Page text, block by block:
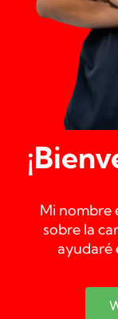
Mi nombre
sobre la
ayudaré